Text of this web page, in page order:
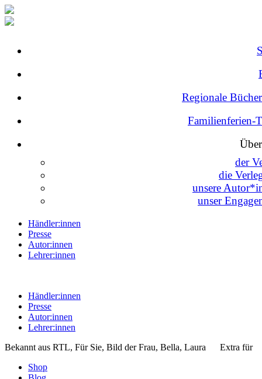
Regionale
Familienferien-
der
die
unsere
unser
Händler:innen
Presse
Autor:innen
Lehrer:innen
Händler:innen
Presse
Autor:innen
Lehrer:innen
Bekannt aus RTL, Für Sie, Bild der Frau, Bella, Laura Extra für
Shop